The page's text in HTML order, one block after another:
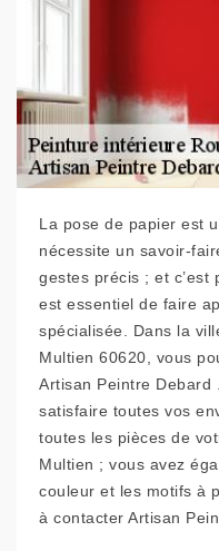
La pose de papier est
nécessite un savoir-
gestes précis ; et c’est
est essentiel de faire
spécialisée. Dans la
Multien 60620, vous
Artisan Peintre
satisfaire toutes vos
toutes les pièces de
Multien ; vous avez
couleur et les motifs à
à contacter Artisan